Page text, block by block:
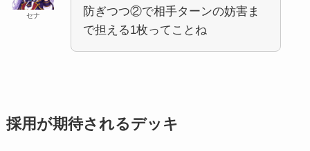
セナ
防ぎつつ②で相手ターンの妨害ま
で担える1枚ってことね
採用が期待されるデッキ